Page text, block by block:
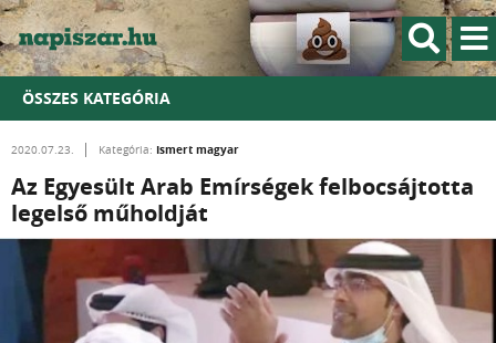
ÖSSZES KATEGÓRIA
2020.07.23. Kategória: Ismert magyar
Az Egyesült Arab Emírségek felbocsájtotta
legelső műholdját